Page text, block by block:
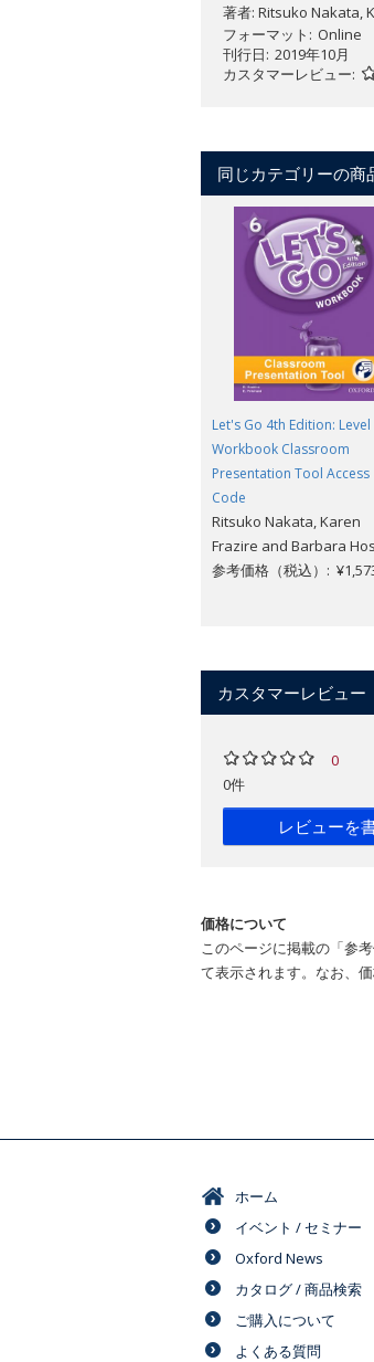
著者: Ritsuko Nakata,
フォーマット
Online
刊行日 2019年10月
カスタマーレビュー
同じカテゴリーの商
Let's Go 4th Edition: Level
Workbook Classroom
Presentation Tool Access
Code
Ritsuko Nakata, Karen
Frazire and Barbara
参考価格（税込）:
カスタマーレビュー
0
0件
レビューを
価格について
このページに掲載の「参
て表示されます。なお、
ホーム
イベント / セミナー
Oxford News
カタログ / 商品検索
ご購入について
よくある質問